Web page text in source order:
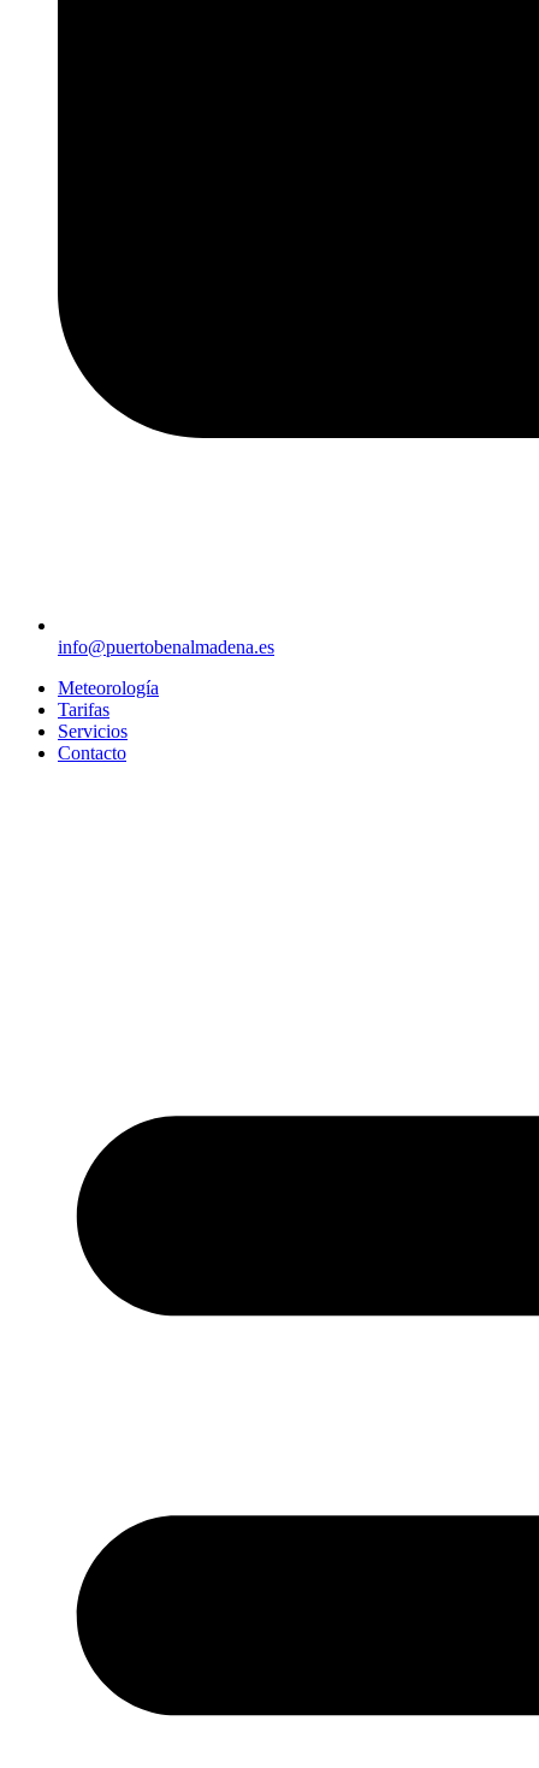
info@puertobenalmadena.es
Meteorología
Tarifas
Servicios
Contacto